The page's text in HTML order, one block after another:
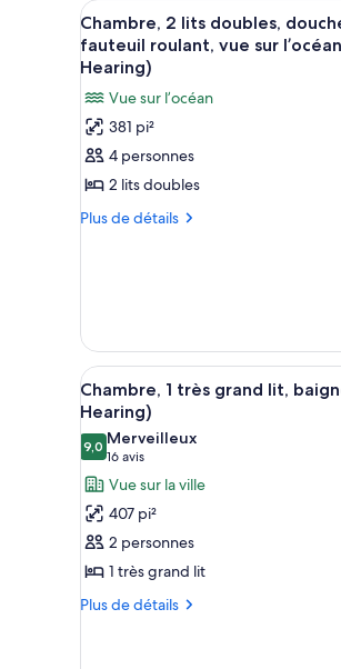
(Sunset
View)
doubles,
balcon
(Sunset
View)
Afficher
toutes
les
photos
pour
ce
type
de
chambre :
douche
accessible
en
fauteuil
roulant,
vue
sur
l’océan
(Mobility
&
Hearing)
Une
7
Chambre, 2 lits doubles,
fauteuil roulant, vue sur
Hearing)
Vue sur l’océan
381 pi²
4 personnes
2 lits doubles
Plus de détails
Plus
lits
doubles,
douche
accessible
en
fauteuil
roulant,
vue
sur
l’océan
(Mobility
Hearing)
Afficher
toutes
les
photos
pour
ce
type
de
chambre :
Chambre,
Une
4
Chambre, 1 très grand lit,
Hearing)
9,09,0 sur 10
Merveilleux
16 avis
(16 avis)
Vue sur la ville
407 pi²
2 personnes
1 très grand lit
Plus de détails
Plus